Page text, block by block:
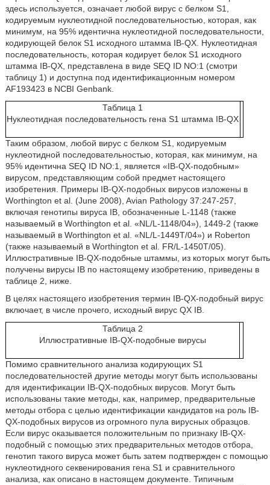
здесь используется, означает любой вирус с белком S1,
кодируемым нуклеотидной последовательностью, которая, как
минимум, на 95% идентична нуклеотидной последовательности,
кодирующей белок S1 исходного штамма IB-QX. Нуклеотидная
последовательность, которая кодирует белок S1 исходного
штамма IB-QX, представлена в виде SEQ ID NO:1 (смотри
таблицу 1) и доступна под идентификационным номером
AF193423 в NCBI Genbank.
Таблица 1
Нуклеотидная последовательность гена S1 штамма IB-QX
Таким образом, любой вирус с белком S1, кодируемым
нуклеотидной последовательностью, которая, как минимум, на
95% идентична SEQ ID NO:1, является «IB-QX-подобным»
вирусом, представляющим собой предмет настоящего
изобретения. Примеры IB-QX-подобных вирусов изложены в
Worthington et al. (June 2008), Avian Pathology 37:247-257,
включая генотипы вируса IB, обозначенные L-1148 (также
называемый в Worthington et al. «NL/L-1148/04»), 1449-2 (также
называемый в Worthington et al. «NL/L-1449T/04») и Roberton
(также называемый в Worthington et al. FR/L-1450T/05).
Иллюстративные IB-QX-подобные штаммы, из которых могут быть
получены вирусы IB по настоящему изобретению, приведены в
таблице 2, ниже.
В целях настоящего изобретения термин IB-QX-подобный вирус
включает, в числе прочего, исходный вирус QX IB.
Таблица 2
Иллюстративные IB-QX-подобные вирусы
Помимо сравнительного анализа кодирующих S1
последовательностей другие методы могут быть использованы
для идентификации IB-QX-подобных вирусов. Могут быть
использованы такие методы, как, например, предварительные
методы отбора с целью идентификации кандидатов на роль IB-
QX-подобных вирусов из огромного пула вирусных образцов.
Если вирус оказывается положительным по признаку IB-QX-
подобный с помощью этих предварительных методов отбора,
генотип такого вируса может быть затем подтвержден с помощью
нуклеотидного секвенирования гена S1 и сравнительного
анализа, как описано в настоящем документе. Типичным